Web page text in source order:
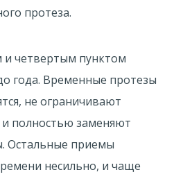
протеза.
четвертым пунктом
года. Временные протезы
не ограничивают
полностью заменяют
Остальные приемы
несильно, и чаще